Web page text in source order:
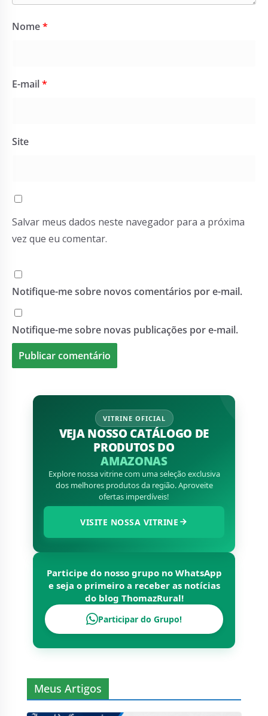
Nome*
E-mail*
Site
Salvar meus dados neste navegador para a próxima
vez que eu comentar.
Notifique-me sobre novos comentários por e-mail.
Notifique-me sobre novas publicações por e-mail.
VITRINE OFICIAL
VEJA NOSSO CATÁLOGO DE
PRODUTOS DO
AMAZONAS
Explore nossa vitrine com uma seleção exclusiva
dos melhores produtos da região. Aproveite
ofertas imperdíveis!
VISITE NOSSA VITRINE
Participe do nosso grupo no WhatsApp
e seja o primeiro a receber as notícias
do blog ThomazRural!
Participar do Grupo!
Meus Artigos